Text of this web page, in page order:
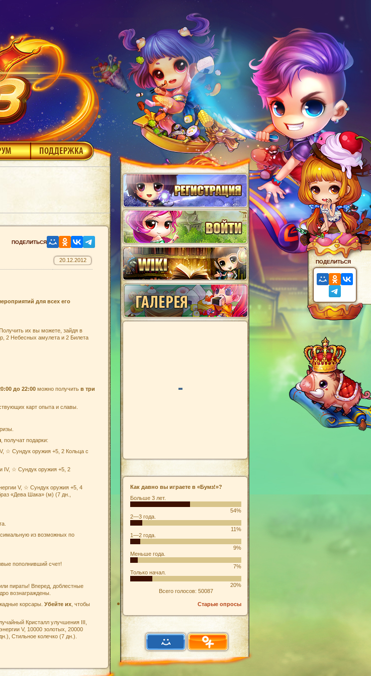
20.12.2012
для всех его
их вы можете, зайдя в
2 Небесных амулета и 2 Билета
до 22:00 можно получить в три
карт опыта и славы.
, получат подарки:
☆ Сундук оружия +5, 2 Кольца с
IV, ☆ Сундук оружия +5, 2
V, ☆ Сундук оружия +5, 4
«Дева Шака» (м) (7 дн.,
из возможных по
пополнивший счет!
пираты! Вперед, доблестные
вознаграждены.
корсары. Убейте их , чтобы
Кристалл улучшения III,
V, 10000 золотых, 20000
Стильное колечко (7 дн.).
Как давно вы играете в «Бумз!»?
Больше 3 лет.
54%
2—3 года.
11%
1—2 года.
9%
Меньше года.
7%
Только начал.
20%
Всего голосов: 50087
Старые опросы